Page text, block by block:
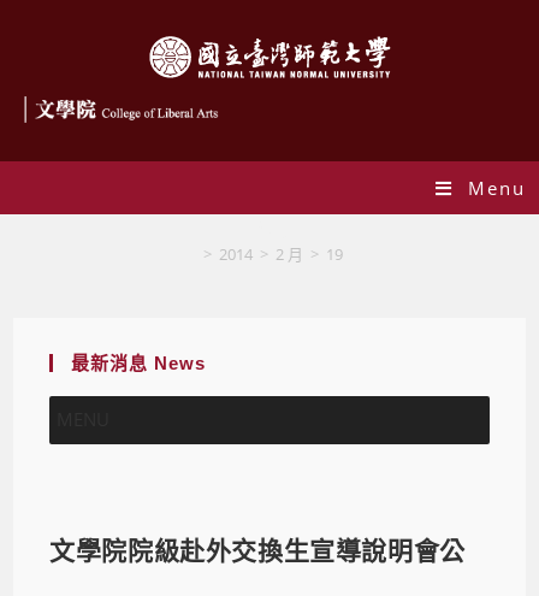
Menu
> 2014 > 2 月 > 19
最新消息 News
文學院院級赴外交換生宣導說明會公